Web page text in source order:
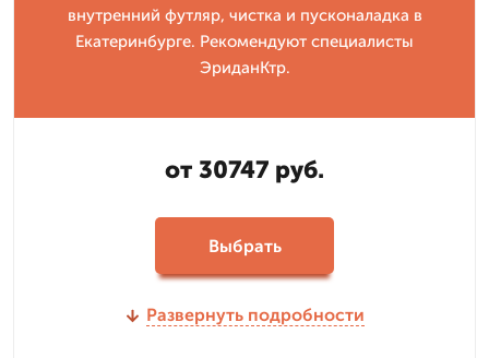
внутренний футляр, чистка и пусконаладка в
Екатеринбурге. Рекомендуют специалисты
ЭриданКтр.
от 30747 руб.
Выбрать
Развернуть подробности